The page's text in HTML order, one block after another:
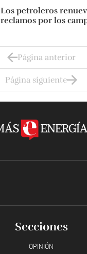
Los petroleros
reclamos por los
Página anterior
Página siguiente
Secciones
OPINIÓN